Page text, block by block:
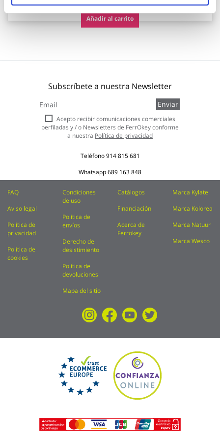
Añadir al carrito
Subscríbete a nuestra Newsletter
a
nuestro
boletín
de
Enviar
Acepto recibir comunicaciones comerciales
perfiladas y / o Newsletters de FerrOkey conforme
a nuestra Política de privacidad
Teléfono914 815 681
Whatsapp689 163 848
FAQ
Aviso legal
Política de
privacidad
Política de
cookies
Condiciones
de uso
Política de
envíos
Derecho de
desistimiento
Política de
devoluciones
Mapa del sitio
Catálogos
Financiación
Acerca de
Ferrokey
Marca Kylate
Marca Kolorea
Marca Natuur
Marca Wesco